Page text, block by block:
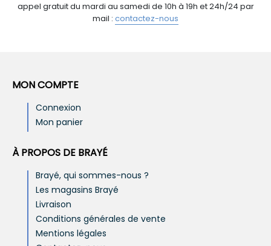
appel gratuit du mardi au samedi de 10h à 19h et 24h/24 par
mail : contactez-nous
MON COMPTE
Connexion
Mon panier
À PROPOS DE BRAYÉ
Brayé, qui sommes-nous ?
Les magasins Brayé
Livraison
Conditions générales de vente
Mentions légales